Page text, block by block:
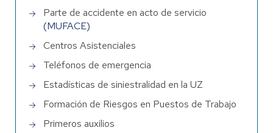
Parte de accidente en acto de servicio
(MUFACE)
Centros Asistenciales
Teléfonos de emergencia
Estadísticas de siniestralidad en la UZ
Formación de Riesgos en Puestos de Trabajo
Primeros auxilios